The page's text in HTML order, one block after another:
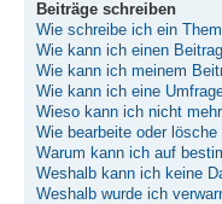
Beiträge schreiben
Wie schreibe ich ein
Wie kann ich einen
Wie kann ich meinem
Wie kann ich eine
Wieso kann ich nicht
Wie bearbeite oder
Warum kann ich auf
Weshalb kann ich keine
Weshalb wurde ich